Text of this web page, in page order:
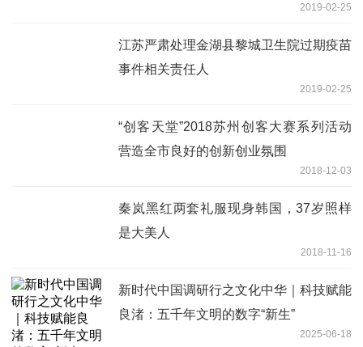
2019-02-25
江苏严肃处理金湖县黎城卫生院过期疫苗
事件相关责任人
2019-02-25
“创客天堂”2018苏州创客大赛系列活动
营造全市良好的创新创业氛围
2018-12-03
秦岚黑红两套礼服现身韩国，37岁照样
是大美人
2018-11-16
新时代中国调研行之文化中华｜科技赋能
良渚：五千年文明的数字“新生”
2025-06-18